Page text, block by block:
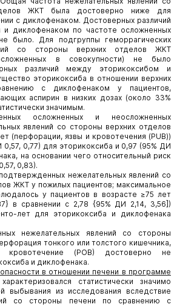
ЖКТ была достоверно ниже для
с диклофенаком. Достоверных различий
диклофенаком по частоте осложненных
было. Для подгруппы геморрагических
со стороны верхних отделов ЖКТ
в совокупности) не было
различий между эторикоксибом и
эторикоксиба в отношении верхних
с диклофенаком у пациентов,
аспирин в низких дозах (около 33%
значимым.
осложненных и неосложненных
явлений со стороны верхних отделов
(перфорации, язвы и кровотечения (PUB))
0,57, 0,77) для эторикоксиба и 0,97 (95% ДИ
на основании чего относительный риск
0,83).
нежелательных явлений со
ЖКТ у пожилых пациентов; максимальное
у пациентов в возрасте ≥75 лет
в сравнении с 2,78 {95% ДИ 2,14, 3,56])
лет для эторикоксиба и диклофенака
нежелательных явлений со стороны
тонкого или толстого кишечника,
кровотечение (РОВ) достоверно не
и диклофенака.
в отношении печени в программе
статистически значимо
выбывания из исследования вследствие
со стороны печени по сравнению с